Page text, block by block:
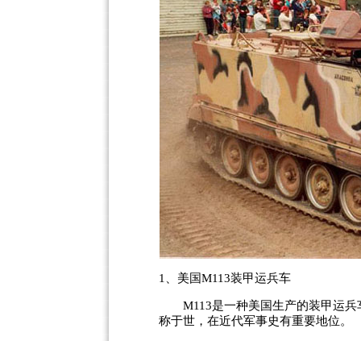
1、美国M113装甲运兵车
M113是一种美国生产的装甲运兵
称于世，在近代军事史有重要地位。